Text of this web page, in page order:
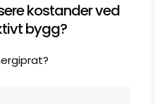
kostander ved
bygg?